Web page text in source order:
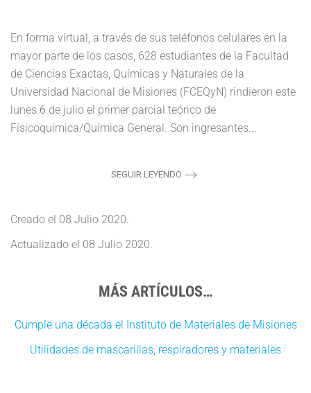
En forma virtual, a través de sus teléfonos celulares en la
mayor parte de los casos, 628 estudiantes de la Facultad
de Ciencias Exactas, Químicas y Naturales de la
Universidad Nacional de Misiones (FCEQyN) rindieron este
lunes 6 de julio el primer parcial teórico de
Físicoquímica/Química General. Son ingresantes...
SEGUIR LEYENDO
Creado el 08 Julio 2020.
Actualizado el 08 Julio 2020.
MÁS ARTÍCULOS…
Cumple una década el Instituto de Materiales de Misiones
Utilidades de mascarillas, respiradores y materiales